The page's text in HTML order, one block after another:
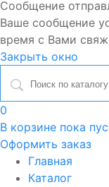
Сообщение
Ваше сообщение
время с Вами
Закрыть окно
0
В корзине пока
Оформить заказ
Главная
Каталог